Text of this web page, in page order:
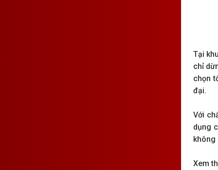
Tại
chỉ
chọn
đại.
Với
dụng
không
Xem